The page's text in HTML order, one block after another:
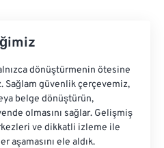
dönüştürmenin ötesine
Sağlam güvenlik çerçevemiz,
belge dönüştürün,
olmasını sağlar. Gelişmiş
ve dikkatli izleme ile
ele aldık.